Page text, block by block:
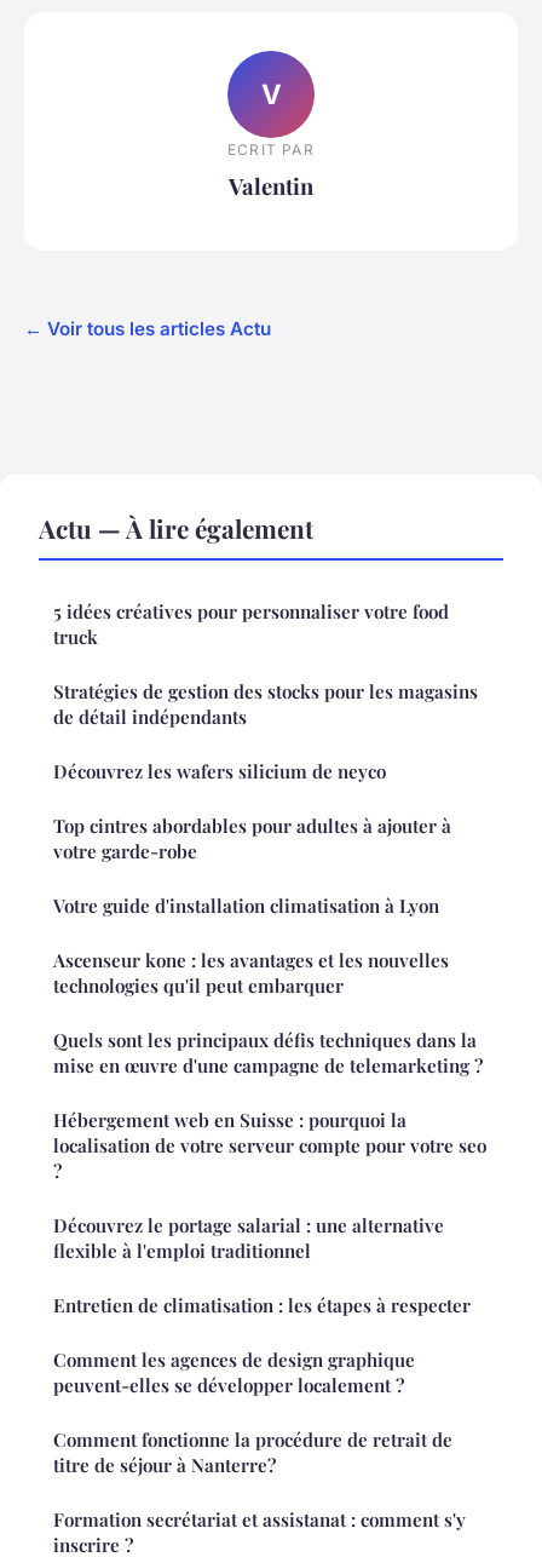
V
ECRIT PAR
Valentin
← Voir tous les articles Actu
Actu — À lire également
5 idées créatives pour personnaliser votre food
truck
Stratégies de gestion des stocks pour les magasins
de détail indépendants
Découvrez les wafers silicium de neyco
Top cintres abordables pour adultes à ajouter à
votre garde-robe
Votre guide d'installation climatisation à Lyon
Ascenseur kone : les avantages et les nouvelles
technologies qu'il peut embarquer
Quels sont les principaux défis techniques dans la
mise en œuvre d'une campagne de telemarketing ?
Hébergement web en Suisse : pourquoi la
localisation de votre serveur compte pour votre seo
?
Découvrez le portage salarial : une alternative
flexible à l'emploi traditionnel
Entretien de climatisation : les étapes à respecter
Comment les agences de design graphique
peuvent-elles se développer localement ?
Comment fonctionne la procédure de retrait de
titre de séjour à Nanterre?
Formation secrétariat et assistanat : comment s'y
inscrire ?